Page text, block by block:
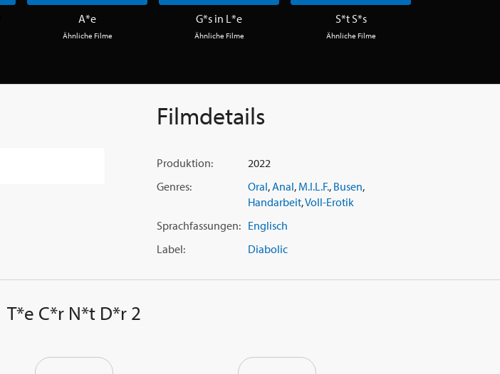
A*e
Ähnliche Filme
G*s in L*e
Ähnliche Filme
S*t S*s
Ähnliche Filme
Filmdetails
Produktion:
2022
Genres:
Oral,Anal, M.I.L.F., Busen,
Handarbeit,Voll-Erotik
Sprachfassungen: Englisch
Label:
Diabolic
T*e C*r N*t D*r 2